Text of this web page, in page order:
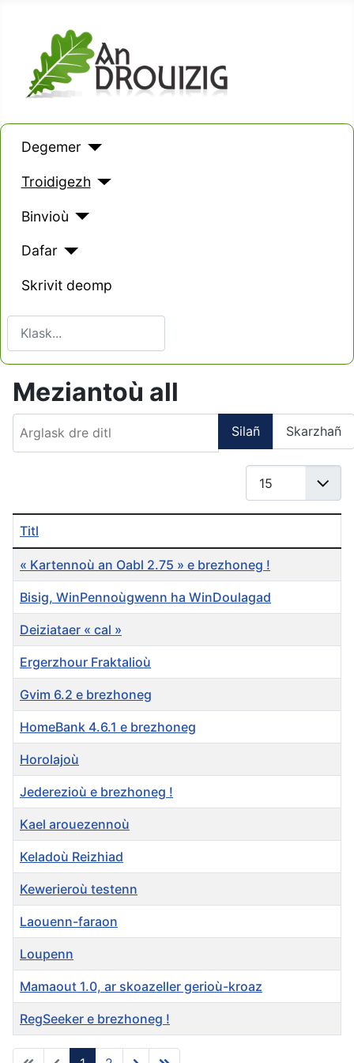
Degemer
Troidigezh
Binvioù
Dafar
Skrivit deomp
Type 2 or more characters for results.
Meziantoù all
Silañ Skarzhañ
Titl
« Kartennoù an Oabl 2.75 » e brezhoneg !
Bisig, WinPennoùgwenn ha WinDoulagad
Deiziataer « cal »
Ergerzhour Fraktalioù
Gvim 6.2 e brezhoneg
HomeBank 4.6.1 e brezhoneg
Horolajoù
Jederezioù e brezhoneg !
Kael arouezennoù
Keladoù Reizhiad
Kewerieroù testenn
Laouenn-faraon
Loupenn
Mamaout 1.0, ar skoazeller gerioù-kroaz
RegSeeker e brezhoneg !